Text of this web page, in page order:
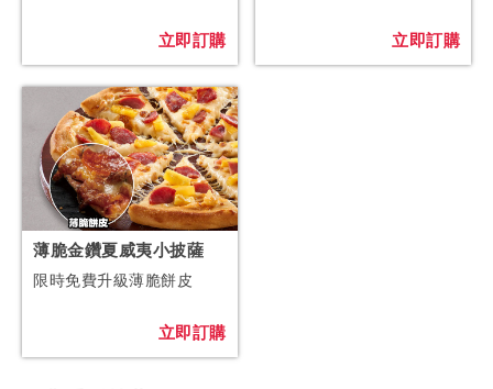
立即訂購 立即訂購
薄脆金鑽夏威夷小披薩
限時免費升級薄脆餅皮
立即訂購